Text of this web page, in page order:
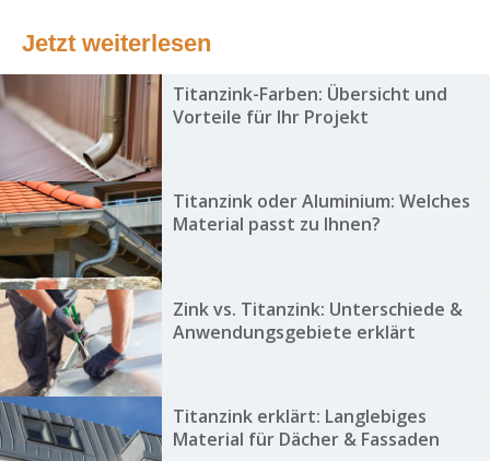
Jetzt weiterlesen
Titanzink-Farben: Übersicht und
Vorteile für Ihr Projekt
Titanzink oder Aluminium: Welches
Material passt zu Ihnen?
Zink vs. Titanzink: Unterschiede &
Anwendungsgebiete erklärt
Titanzink erklärt: Langlebiges
Material für Dächer & Fassaden